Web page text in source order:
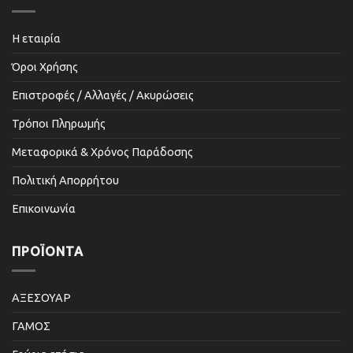
Η εταιρία
Όροι Χρήσης
Επιστροφές / Αλλαγές / Ακυρώσεις
Τρόποι Πληρωμής
Μεταφορικά & Χρόνος Παράδοσης
Πολιτική Απορρήτου
Επικοινωνία
ΠΡΟΪΌΝΤΑ
ΑΞΕΣΟΥΑΡ
ΓΑΜΟΣ